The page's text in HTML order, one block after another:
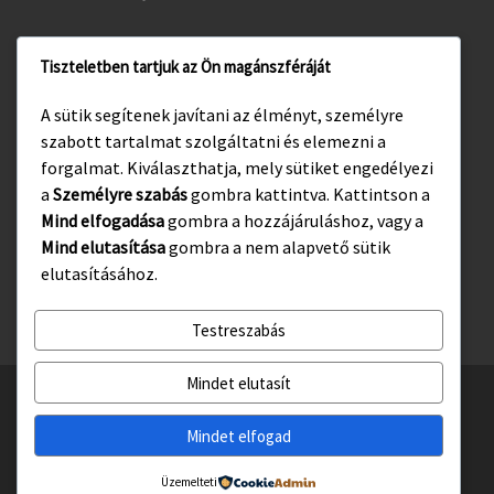
www.visitgyula.com
www.gyulakult.hu
Facebook Instagram
© 2026Gyulasport Nonprofit Kft.– All rights reserved
– Designed with theCustomizr téma haladó beállításai
Tiszteletben tartjuk az Ön magánszféráját
A sütik segítenek javítani az élményt, személyre
szabott tartalmat szolgáltatni és elemezni a
forgalmat. Kiválaszthatja, mely sütiket engedélyezi
a Személyre szabásgombra kattintva. Kattintson a
Mind elfogadásagombra a hozzájáruláshoz, vagy a
Mind elutasításagombra a nem alapvető sütik
elutasításához.
Testreszabás
Mindet elutasít
Mindet elfogad
Üzemelteti